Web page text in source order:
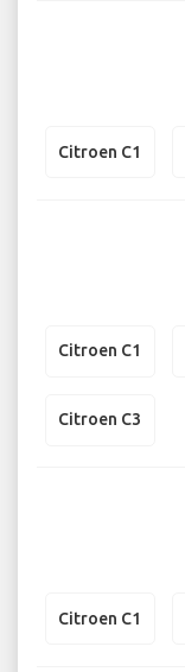
Citroen C1
Citroen C1
Citroen C3
Citroen C1